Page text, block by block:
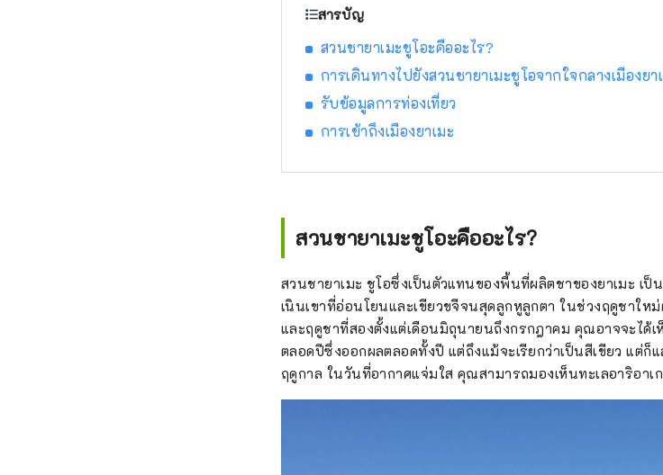
สารบัญ
สวนชายาเมะชูโอะคืออะไร?
การเดินทางไปยังสวนชายาเมะชูโอจากใจกลางเมืองยา
รับข้อมูลการท่องเที่ยว
การเข้าถึงเมืองยาเมะ
สวนชายาเมะชูโอะคืออะไร?
สวนชายาเมะ ชูโอซึ่งเป็นตัวแทนของพื้นที่ผลิตชาของยาเมะ เ
เนินเขาที่อ่อนโยนและเขียวขจีจนสุดลูกหูลูกตา ในช่วงฤดูชาให
และฤดูชาที่สองตั้งแต่เดือนมิถุนายนถึงกรกฎาคม คุณอาจจะได้
ตลอดปีซึ่งออกผลตลอดทั้งปี แต่ถึงแม้จะเรียกว่าเป็นสีเขียว แต่ก็
ฤดูกาล ในวันที่อากาศแจ่มใส คุณสามารถมองเห็นทะเลอาริอา